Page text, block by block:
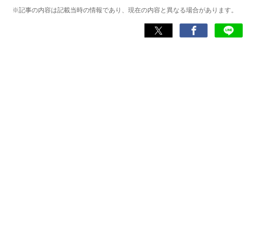
※記事の内容は記載当時の情報であり、現在の内容と異なる場合があります。